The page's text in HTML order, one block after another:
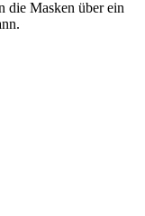
die Masken über ein